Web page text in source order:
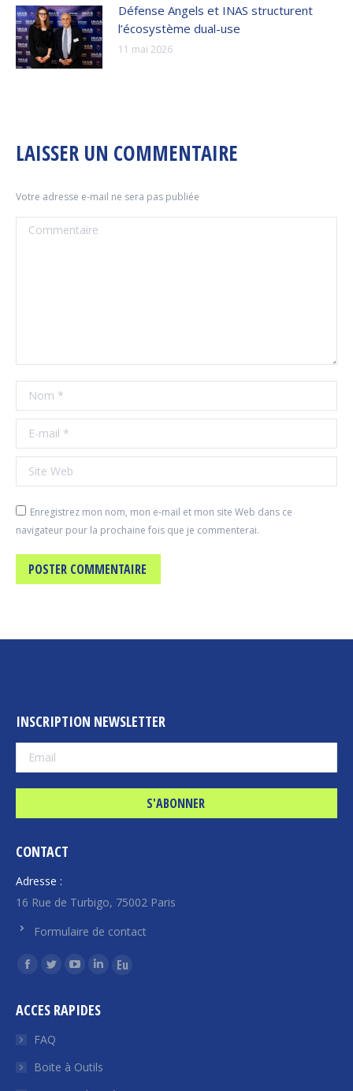
Défense Angels et INAS structurent
l’écosystème dual-use
11 mai 2026
LAISSER UN COMMENTAIRE
Votre adresse e-mail ne sera pas publiée
Commentaire
Nom *
E-mail *
Site Web
Enregistrez mon nom, mon e-mail et mon site Web dans ce
navigateur pour la prochaine fois que je commenterai.
POSTER COMMENTAIRE
INSCRIPTION NEWSLETTER
CONTACT
Adresse :
16 Rue de Turbigo, 75002 Paris
Formulaire de contact
Trouvez nous sur :
La
Facebook
s'ouvre
une
La
Twitter
s'ouvre
une
La
YouTube
une
La
LinkedIn
une
La
ACCES RAPIDES
FAQ
Boite à Outils